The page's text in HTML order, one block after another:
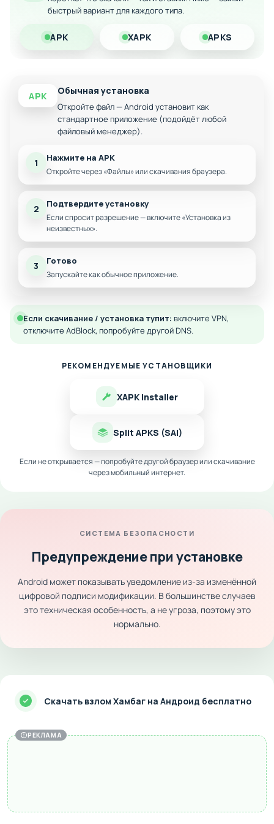
Полная свобода прохождения без ограничений
Скачайте модифицированную версию Хамбага на Андроид
и наслаждайтесь головоломкой без преград!
быстрый вариант для каждого типа.
APK XAPK APKS
APK Обычная установка
Откройте файл — Android установит как
стандартное приложение (подойдёт любой
файловый менеджер).
1 Нажмите на APK
Откройте через «Файлы» или скачивания браузера.
2 Подтвердите установку
Если спросит разрешение — включите «Установка из
неизвестных».
3 Готово
Запускайте как обычное приложение.
Если скачивание / установка тупит: включите VPN,
отключите AdBlock, попробуйте другой DNS.
РЕКОМЕНДУЕМЫЕ УСТАНОВЩИКИ
XAPK Installer
Split APKS (SAI)
Если не открывается — попробуйте другой браузер или скачивание
через мобильный интернет.
СИСТЕМА БЕЗОПАСНОСТИ
Предупреждение при установке
Android может показывать уведомление из-за изменённой
цифровой подписи модификации. В большинстве случаев
это техническая особенность, а не угроза, поэтому это
нормально.
Скачать взлом Хамбаг на Андроид бесплатно
РЕКЛАМА